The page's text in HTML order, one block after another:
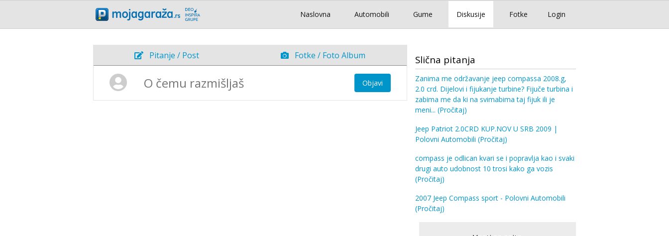
Login
Naslovna Automobili Gume Diskusije Fotke
Pitanje / Post Fotke / Foto Album
Objavi
Slična pitanja
Zanima me održavanje jeep compassa 2008.g,
2.0 crd. Dijelovi i fijukanje turbine? Fijuče turbina i
zabima me da ki na svimabima taj fijuk ili je
meni... (Pročitaj)
Jeep Patriot 2.0CRD KUP.NOV U SRB 2009 |
Polovni Automobili (Pročitaj)
compass je odlican kvari se i popravlja kao i svaki
drugi auto udobnost 10 trosi kako ga vozis
(Pročitaj)
2007 Jeep Compass sport - Polovni Automobili
(Pročitaj)